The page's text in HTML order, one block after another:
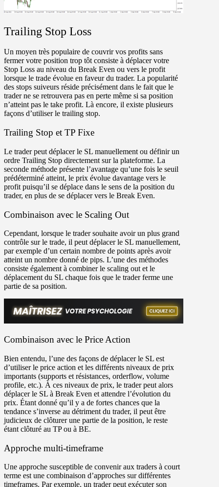
Trailing Stop Loss
Un moyen très populaire de couvrir vos profits sans
fermer votre position trop tôt consiste à déplacer votre
Stop Loss au niveau du Break Even ou vers le profit
lorsque le trade évolue en faveur du trader. La popularité
des stops suiveurs réside précisément dans le fait que le
trader ne se retrouvera pas en perte même si sa position
n’atteint pas le take profit. Là encore, il existe plusieurs
façons d’utiliser le trailing stop.
Trailing Stop et TP Fixe
Le trader peut déplacer le SL manuellement ou définir un
ordre Trailing Stop directement sur la plateforme. La
seconde méthode présente l’avantage qu’une fois le seuil
prédéterminé atteint, le prix évolue davantage vers le
profit puisqu’il se déplace dans le sens de la position du
trader, en plus de se déplacer vers le Break Even.
Combinaison avec le Scaling Out
Cependant, lorsque le trader souhaite avoir un plus grand
contrôle sur le trade, il peut déplacer le SL manuellement,
par exemple d’un certain nombre de points après avoir
atteint un nombre donné de pips. L’une des méthodes
consiste également à combiner le scaling out et le
déplacement du SL chaque fois que le trader ferme une
partie de sa position.
Combinaison avec le Price Action
Bien entendu, l’une des façons de déplacer le SL est
d’utiliser le price action et les différents niveaux de prix
importants (supports et résistances, orderflow, volume
profile, etc.). À ces niveaux de prix, le trader peut alors
déplacer le SL à Break Even et attendre l’évolution du
prix. Étant donné qu’il y a de fortes chances que la
tendance s’inverse au détriment du trader, il peut être
judicieux de clôturer une partie de la position, le reste
étant clôturé au TP ou à BE.
Approche multi-timeframe
Une approche susceptible de convenir aux traders à court
terme est une combinaison d’approches sur différentes
timeframes. Par exemple, un trader peut exécuter son